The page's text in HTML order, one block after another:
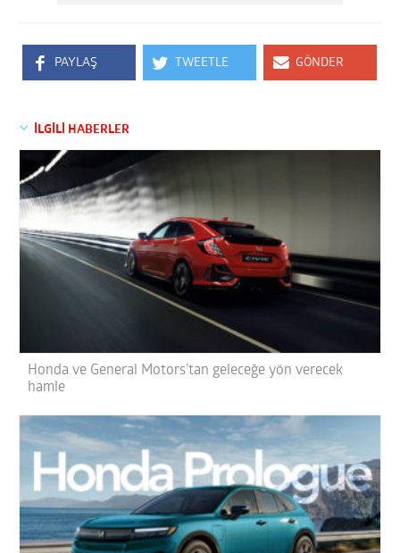
PAYLAŞ TWEETLE GÖNDER
İLGİLİ HABERLER
Honda ve General Motors’tan geleceğe yön verecek
hamle